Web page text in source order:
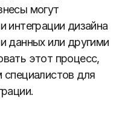
могут
интеграции дизайна
данных или другими
этот процесс,
для